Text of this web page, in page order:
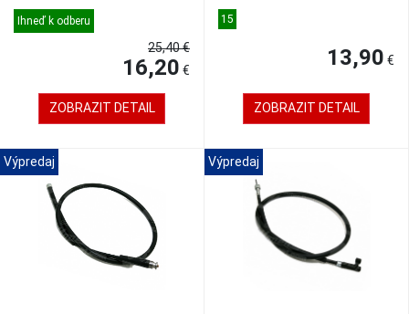
Ihneď k odberu
25,40 €
16,20 €
ZOBRAZIT DETAIL
150 mmpro tachometriu a...
15
13,90 €
ZOBRAZIT DETAIL
Výpredaj Výpredaj